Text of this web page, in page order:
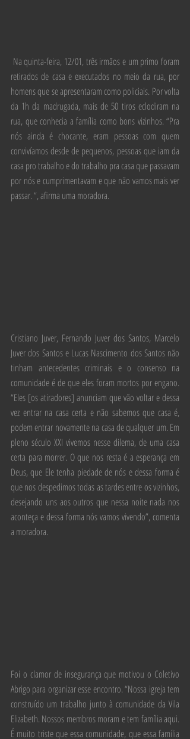
retirados de casa e executados no meio da rua, por
homens que se apresentaram como policiais. Por volta
da 1h da madrugada, mais de 50 tiros eclodiram na
rua, que conhecia a família como bons vizinhos. “Pra
nós ainda é chocante, eram pessoas com quem
convivíamos desde de pequenos, pessoas que iam da
casa pro trabalho e do trabalho pra casa que passavam
por nós e cumprimentavam e que não vamos mais ver
passar. “, afirma uma moradora.
Cristiano Juver, Fernando Juver dos Santos, Marcelo
Juver dos Santos e Lucas Nascimento dos Santos não
tinham antecedentes criminais e o consenso na
comunidade é de que eles foram mortos por engano.
“Eles [os atiradores] anunciam que vão voltar e dessa
vez entrar na casa certa e não sabemos que casa é,
podem entrar novamente na casa de qualquer um. Em
pleno século XXI vivemos nesse dilema, de uma casa
certa para morrer. O que nos resta é a esperança em
Deus, que Ele tenha piedade de nós e dessa forma é
que nos despedimos todas as tardes entre os vizinhos,
desejando uns aos outros que nessa noite nada nos
aconteça e dessa forma nós vamos vivendo”, comenta
a moradora.
Foi o clamor de insegurança que motivou o Coletivo
Abrigo para organizar esse encontro. “Nossa igreja tem
construído um trabalho junto à comunidade da Vila
Elizabeth. Nossos membros moram e tem família aqui.
É muito triste que essa comunidade, que essa família